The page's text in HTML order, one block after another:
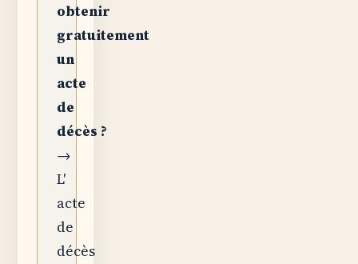
obtenir
gratuitement
un
acte
de
décès ?
→
L'
acte
de
décès